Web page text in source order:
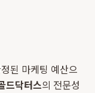
된 마케팅 예산으
드닥터스의 전문성